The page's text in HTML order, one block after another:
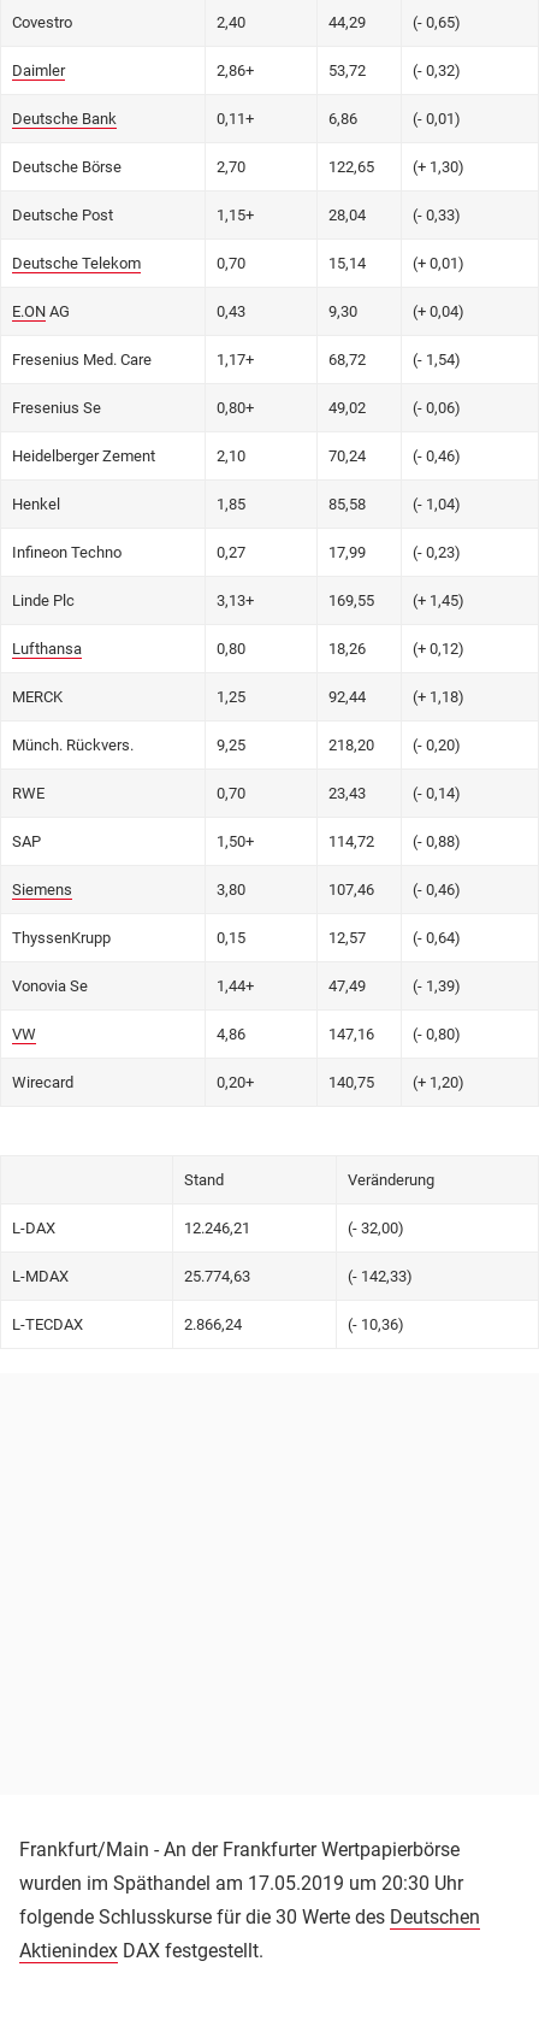
Covestro 2,40 44,29 (- 0,65)
Daimler 2,86+ 53,72 (- 0,32)
Deutsche Bank 0,11+ 6,86 (- 0,01)
Deutsche Börse 2,70 122,65 (+ 1,30)
Deutsche Post 1,15+ 28,04 (- 0,33)
Deutsche Telekom 0,70 15,14 (+ 0,01)
E.ONAG 0,43 9,30 (+ 0,04)
Fresenius Med. Care 1,17+ 68,72 (- 1,54)
Fresenius Se 0,80+ 49,02 (- 0,06)
Heidelberger Zement 2,10 70,24 (- 0,46)
Henkel 1,85 85,58 (- 1,04)
Infineon Techno 0,27 17,99 (- 0,23)
Linde Plc 3,13+ 169,55 (+ 1,45)
Lufthansa 0,80 18,26 (+ 0,12)
MERCK 1,25 92,44 (+ 1,18)
Münch. Rückvers. 9,25 218,20 (- 0,20)
RWE 0,70 23,43 (- 0,14)
SAP 1,50+ 114,72 (- 0,88)
Siemens 3,80 107,46 (- 0,46)
ThyssenKrupp 0,15 12,57 (- 0,64)
Vonovia Se 1,44+ 47,49 (- 1,39)
VW 4,86 147,16 (- 0,80)
Wirecard 0,20+ 140,75 (+ 1,20)
Stand Veränderung
L-DAX 12.246,21 (- 32,00)
L-MDAX 25.774,63 (- 142,33)
L-TECDAX 2.866,24 (- 10,36)
Frankfurt/Main - An der Frankfurter Wertpapierbörse
wurden im Späthandel am 17.05.2019 um 20:30 Uhr
folgende Schlusskurse für die 30 Werte des Deutschen
Aktienindex DAX festgestellt.